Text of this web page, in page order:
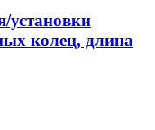
установки
колец, длина